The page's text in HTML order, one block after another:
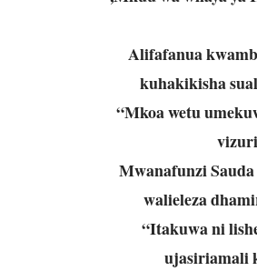
Alifafanua
kuhakikisha
“Mkoa wetu
Mwanafunzi
walieleza
“Itakuwa ni
ujasiriamali